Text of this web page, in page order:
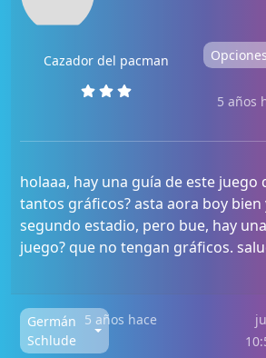
Cazador del pacman Opciones
5 años
holaaa, hay una guía de este juego
tantos gráficos? asta aora boy bien
segundo estadio, pero bue, hay
juego? que no tengan gráficos.
Germán
Schlude
5 años hace